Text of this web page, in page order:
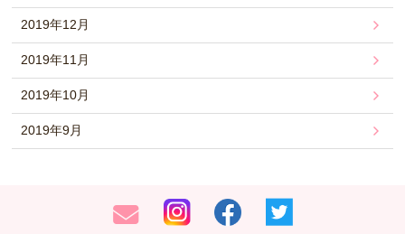
2019年12月
2019年11月
2019年10月
2019年9月